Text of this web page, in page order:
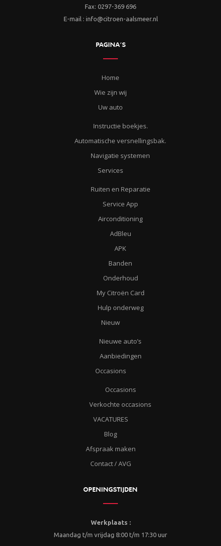
Fax: 0297-369 696
E-mail : info@citroen-aalsmeer.nl
PAGINA’S
Home
Wie zijn wij
Uw auto
Instructie boekjes.
Automatische versnellingsbak.
Navigatie systemen
Services
Ruiten en Reparatie
Service App
Airconditioning
AdBleu
APK
Banden
Onderhoud
My Citroën Card
Hulp onderweg
Nieuw
Nieuwe auto’s
Aanbiedingen
Occasions
Occasions
Verkochte occasions
VACATURES
Blog
Afspraak maken
Contact / AVG
OPENINGSTIJDEN
Werkplaats :
Maandag t/m vrijdag 8:00 t/m 17:30 uur